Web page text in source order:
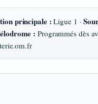
principale : Ligue 1 ·
: Programmés dès